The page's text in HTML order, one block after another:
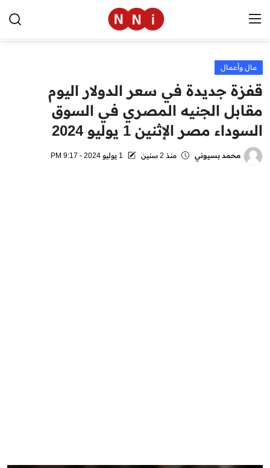
الرئيسية
اخبار مصر
العالم
الرياضة
مال وأعمال
قفزة جديدة في سعر الدولار اليوم
مقابل الجنيه المصري في السوق
السوداء مصر الإثنين 1 يوليو 2024
محمد بسيوني منذ 2 سنين 1 يوليو 2024 - 9:17 PM